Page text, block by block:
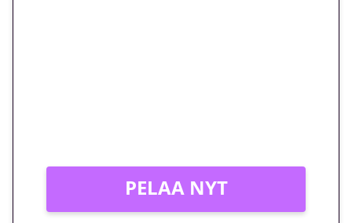
PELAA NYT